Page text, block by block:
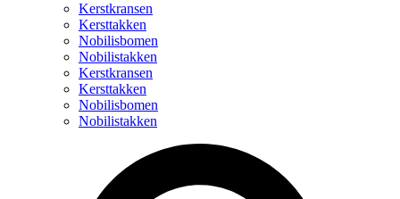
Kerstkransen
Kersttakken
Nobilisbomen
Nobilistakken
Kerstkransen
Kersttakken
Nobilisbomen
Nobilistakken